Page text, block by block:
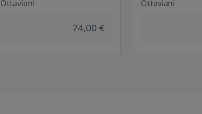
Ottaviani
74,00 €
Ottaviani